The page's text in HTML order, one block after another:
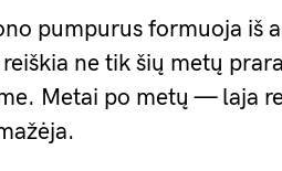
pumpurus formuoja iš
ne tik šių metų
Metai po metų — laja